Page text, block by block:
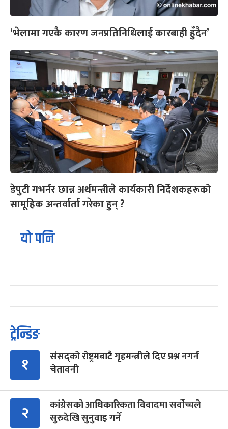
‘भेलामा गएकै कारण जनप्रतिनिधिलाई कारबाही हुँदैन’
डेपुटी गभर्नर छान्न अर्थमन्त्रीले कार्यकारी निर्देशकहरूको
सामूहिक अन्तर्वार्ता गरेका हुन् ?
यो पनि
ट्रेन्डिङ
१
संसद्को रोष्ट्रमबाटै गृहमन्त्रीले दिए प्रश्न नगर्न
चेतावनी
२
कांग्रेसको आधिकारिकता विवादमा सर्वोच्चले
सुरुदेखि सुनुवाइ गर्ने